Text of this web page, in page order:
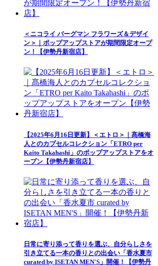
＜ニコライ バーグマン フラワーズ＆デザイ
ン＞｜ポップアップストアが期間限定オープ
ン！【伊勢丹新宿店】
【2025年6月16日更新】＜エトロ＞｜髙橋海
人とのカプセルコレクション「ETRO per
Kaito Takahashi」のポップアップストアをオ
ープン【伊勢丹新宿店】
日常に寄り添って香りを選ぶ、自分らしさを
引き立てる一本の香りとの出会い「香水夏市
curated by ISETAN MEN'S」開催！【伊勢丹